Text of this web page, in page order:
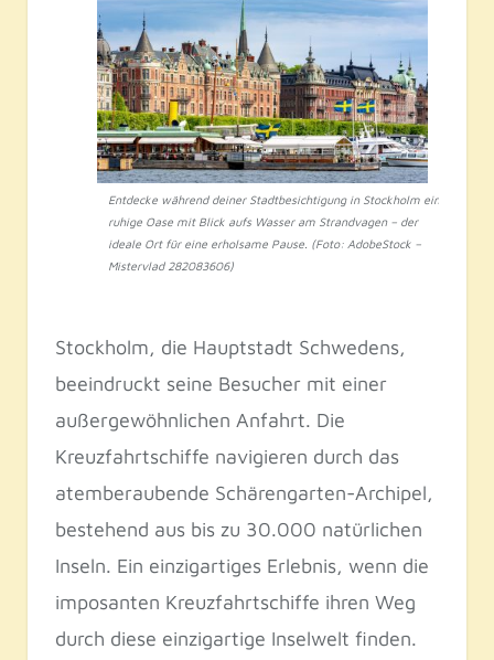
Entdecke während deiner Stadtbesichtigung in Stockholm eine
ruhige Oase mit Blick aufs Wasser am Strandvagen – der
ideale Ort für eine erholsame Pause. (Foto: AdobeStock –
Mistervlad 282083606)
Stockholm, die Hauptstadt Schwedens,
beeindruckt seine Besucher mit einer
außergewöhnlichen Anfahrt. Die
Kreuzfahrtschiffe navigieren durch das
atemberaubende Schärengarten-Archipel,
bestehend aus bis zu 30.000 natürlichen
Inseln. Ein einzigartiges Erlebnis, wenn die
imposanten Kreuzfahrtschiffe ihren Weg
durch diese einzigartige Inselwelt finden.